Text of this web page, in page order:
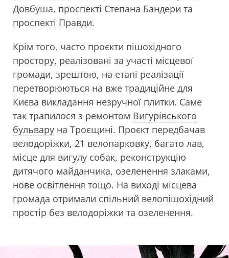
Довбуша, проспекті Степана Бандери та
проспекті Правди.
Крім того, часто проєкти пішохідного
простору, реалізовані за участі місцевої
громади, зрештою, на етапі реалізації
перетворюються на вже традиційне для
Києва викладання незручної плитки. Саме
так трапилося з ремонтом Вигурівського
бульвару на Троєщині. Проєкт передбачав
велодоріжки, 21 велопарковку, багато лав,
місце для вигулу собак, реконструкцію
дитячого майданчика, озеленення злаками,
нове освітлення тощо. На виході місцева
громада отримали спільний велопішохідний
простір без велодоріжки та озеленення.